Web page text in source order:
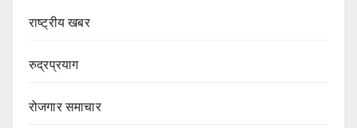
राष्ट्रीय खबर
रुद्रप्रयाग
रोजगार समाचार